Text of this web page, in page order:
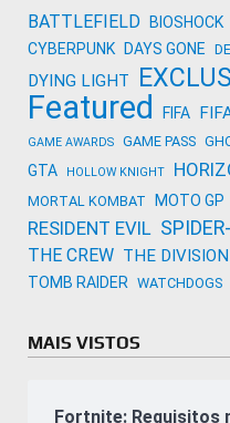
BATTLEFIELD BIOSHOCK
CYBERPUNK DAYS GONE
DYING LIGHT
Featured FIFA
GAME AWARDS GAME PASS
GTA HOLLOW KNIGHT
MORTAL KOMBAT MOTO GP
RESIDENT EVIL
THE CREW THE DIVISION
TOMB RAIDER WATCHDOGS
MAIS VISTOS
Fortnite: Requisitos